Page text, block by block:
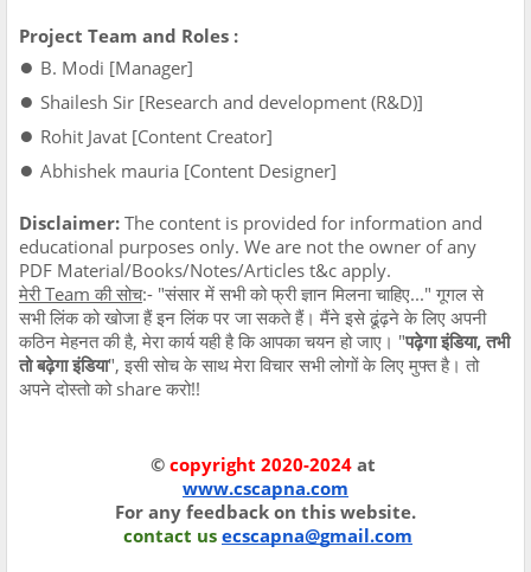
Project Team and Roles :
● B. Modi [Manager]
● Shailesh Sir [Research and development (R&D)]
● Rohit Javat [Content Creator]
● Abhishek mauria [Content Designer]
Disclaimer: The content is provided for information and
educational purposes only. We are not the owner of any
PDF Material/Books/Notes/Articles t&c apply.
मेरी Team की सोच:- "संसार में सभी को फ्री ज्ञान मिलना चाहिए..." गूगल से
सभी लिंक को खोजा हैं इन लिंक पर जा सकते हैं। मैंने इसे ढूंढ़ने के लिए अपनी
कठिन मेहनत की है, मेरा कार्य यही है कि आपका चयन हो जाए। "पढ़ेगा इंडिया, तभी
तो बढ़ेगा इंडिया", इसी सोच के साथ मेरा विचार सभी लोगों के लिए मुफ्त है। तो
अपने दोस्तो को share करो!!
© copyright 2020-2024 at
www.cscapna.com
For any feedback on this website.
contact us ecscapna@gmail.com